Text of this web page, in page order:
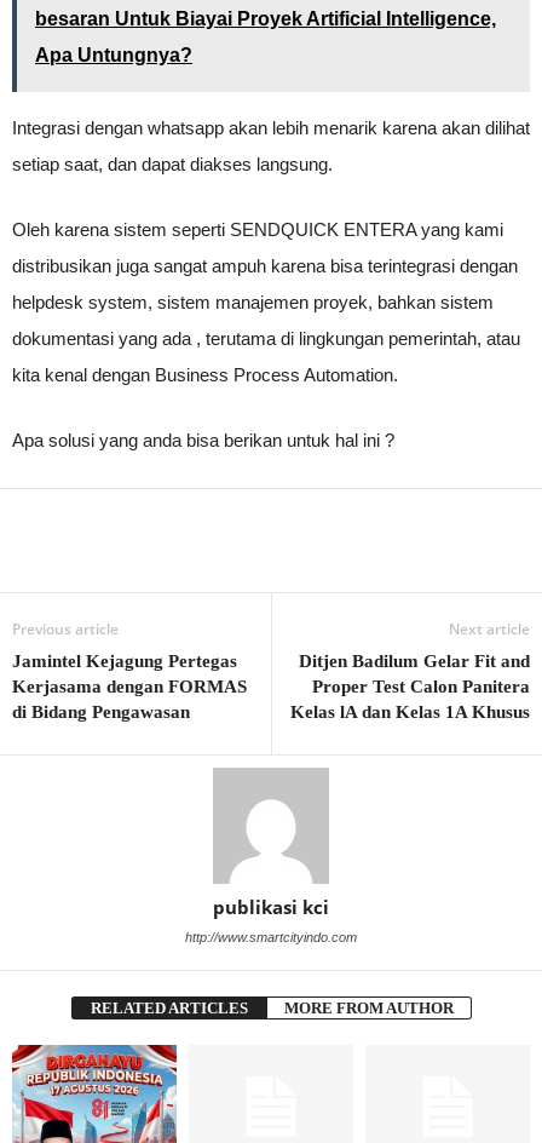
besaran Untuk Biayai Proyek Artificial Intelligence,
Apa Untungnya?
Integrasi dengan whatsapp akan lebih menarik karena akan dilihat
setiap saat, dan dapat diakses langsung.
Oleh karena sistem seperti SENDQUICK ENTERA yang kami
distribusikan juga sangat ampuh karena bisa terintegrasi dengan
helpdesk system, sistem manajemen proyek, bahkan sistem
dokumentasi yang ada , terutama di lingkungan pemerintah, atau
kita kenal dengan Business Process Automation.
Apa solusi yang anda bisa berikan untuk hal ini ?
Previous article
Jamintel Kejagung Pertegas
Kerjasama dengan FORMAS
di Bidang Pengawasan
Next article
Ditjen Badilum Gelar Fit and
Proper Test Calon Panitera
Kelas lA dan Kelas 1A Khusus
publikasi kci
http://www.smartcityindo.com
RELATED ARTICLES MORE FROM AUTHOR